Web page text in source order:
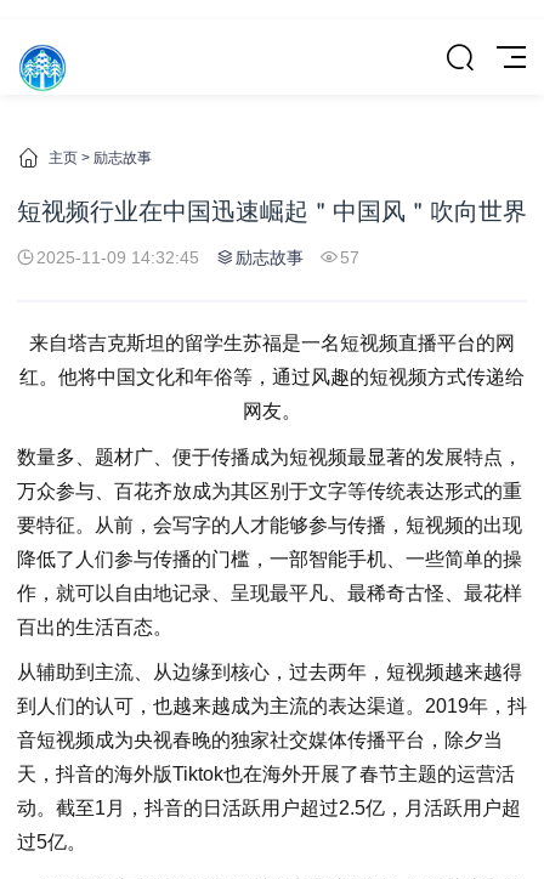
主页 > 励志故事
短视频行业在中国迅速崛起＂中国风＂吹向世界
2025-11-09 14:32:45 励志故事 57
来自塔吉克斯坦的留学生苏福是一名短视频直播平台的网
红。他将中国文化和年俗等，通过风趣的短视频方式传递给
网友。
数量多、题材广、便于传播成为短视频最显著的发展特点，
万众参与、百花齐放成为其区别于文字等传统表达形式的重
要特征。从前，会写字的人才能够参与传播，短视频的出现
降低了人们参与传播的门槛，一部智能手机、一些简单的操
作，就可以自由地记录、呈现最平凡、最稀奇古怪、最花样
百出的生活百态。
从辅助到主流、从边缘到核心，过去两年，短视频越来越得
到人们的认可，也越来越成为主流的表达渠道。2019年，抖
音短视频成为央视春晚的独家社交媒体传播平台，除夕当
天，抖音的海外版Tiktok也在海外开展了春节主题的运营活
动。截至1月，抖音的日活跃用户超过2.5亿，月活跃用户超
过5亿。